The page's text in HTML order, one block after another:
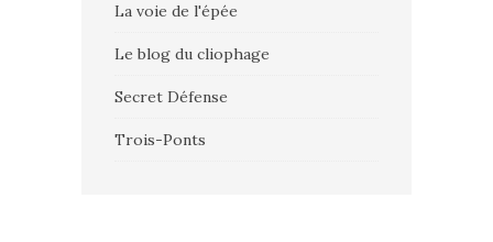
La voie de l'épée
Le blog du cliophage
Secret Défense
Trois-Ponts